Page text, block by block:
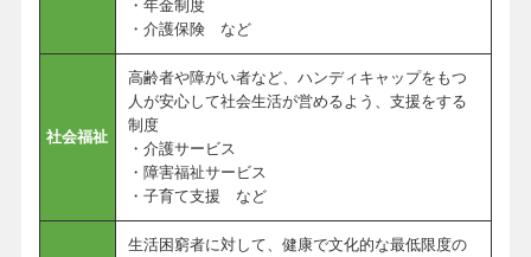
・年金制度
・介護保険 など
社会福祉
高齢者や障がい者など、ハンディキャップをもつ
人が安心して社会生活が営めるよう、支援をする
制度
・介護サービス
・障害福祉サービス
・子育て支援 など
生活困窮者に対して、健康で文化的な最低限度の